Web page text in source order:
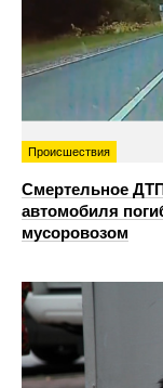
Происшествия
Смертельное
автомобиля
мусоровозом